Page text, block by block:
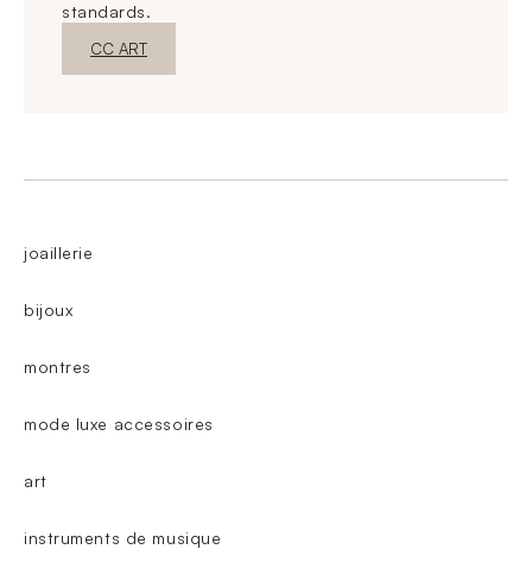
standards.
New WindowDiscover
CC ART
joaillerie
bijoux
montres
mode luxe accessoires
art
instruments de musique